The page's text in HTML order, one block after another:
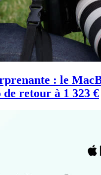
: le
retour à 1 323 €